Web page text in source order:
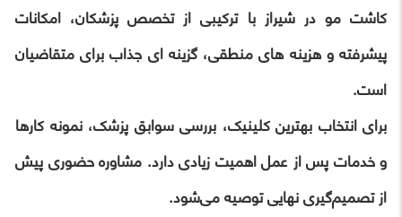
کاشت مو در شیراز با ترکیبی از تخصص پزشکان، امکانات
پیشرفته و هزینه‌ های منطقی، گزینه‌ ای جذاب برای متقاضیان
است.
برای انتخاب بهترین کلینیک، بررسی سوابق پزشک، نمونه کارها
و خدمات پس از عمل اهمیت زیادی دارد. مشاوره حضوری پیش
از تصمیم‌گیری نهایی توصیه می‌شود.